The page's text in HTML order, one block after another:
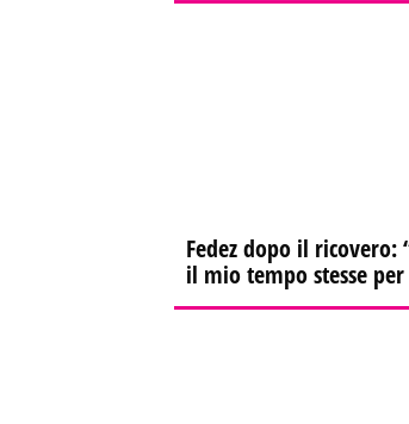
Fedez dopo il ricovero:
il mio tempo stesse